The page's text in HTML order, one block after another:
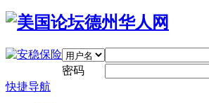
密码
快捷导航